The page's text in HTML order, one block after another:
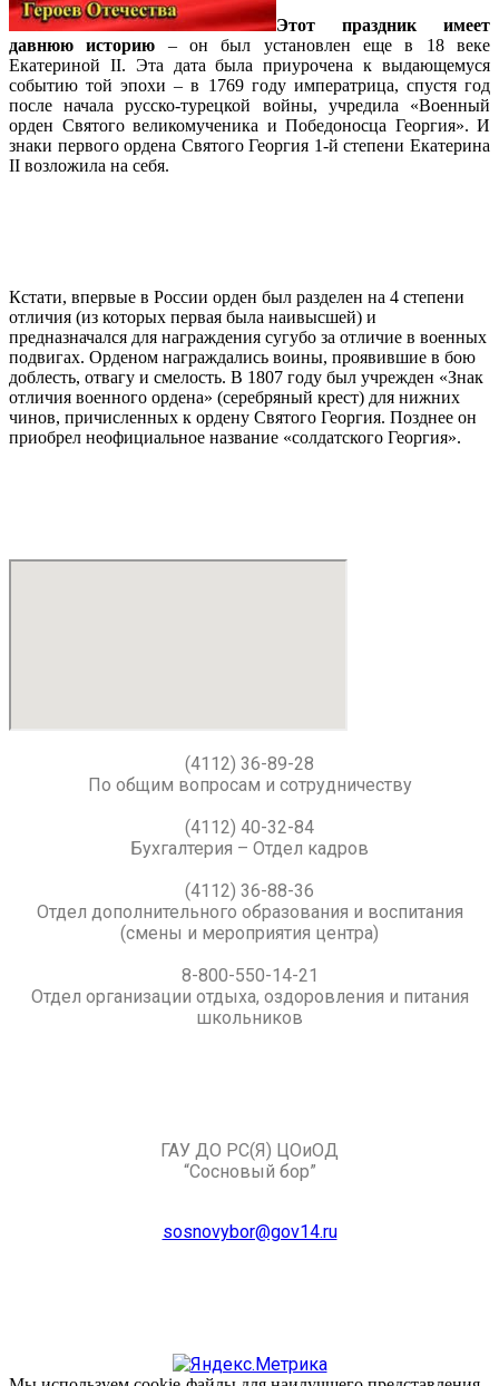
Этот праздник имеет
давнюю историю – он был установлен еще в 18 веке
Екатериной II. Эта дата была приурочена к выдающемуся
событию той эпохи – в 1769 году императрица, спустя год
после начала русско-турецкой войны, учредила «Военный
орден Святого великомученика и Победоносца Георгия». И
знаки первого ордена Святого Георгия 1-й степени Екатерина
II возложила на себя.
Кстати, впервые в России орден был разделен на 4 степени
отличия (из которых первая была наивысшей) и
предназначался для награждения сугубо за отличие в военных
подвигах. Орденом награждались воины, проявившие в бою
доблесть, отвагу и смелость. В 1807 году был учрежден «Знак
отличия военного ордена» (серебряный крест) для нижних
чинов, причисленных к ордену Святого Георгия. Позднее он
приобрел неофициальное название «солдатского Георгия».
(4112) 36-89-28
По общим вопросам и сотрудничеству
(4112) 40-32-84
Бухгалтерия – Отдел кадров
(4112) 36-88-36
Отдел дополнительного образования и воспитания
(смены и мероприятия центра)
8-800-550-14-21
Отдел организации отдыха, оздоровления и питания
школьников
ГАУ ДО РС(Я) ЦОиОД
“Сосновый бор”
sosnovybor@gov14.ru